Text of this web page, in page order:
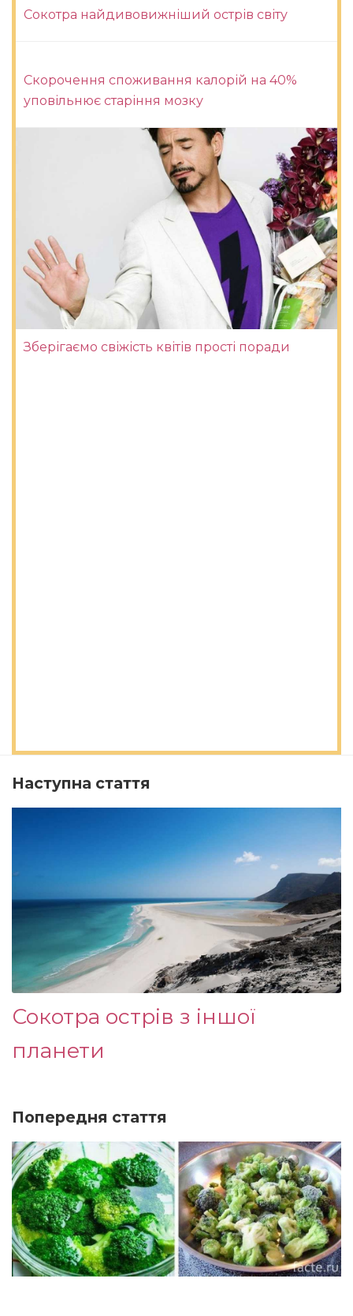
Сокотра найдивовижніший острів світу
Скорочення споживання калорій на 40%
уповільнює старіння мозку
Зберігаємо свіжість квітів прості поради
Наступна стаття
Сокотра острів з іншої
планети
Попередня стаття